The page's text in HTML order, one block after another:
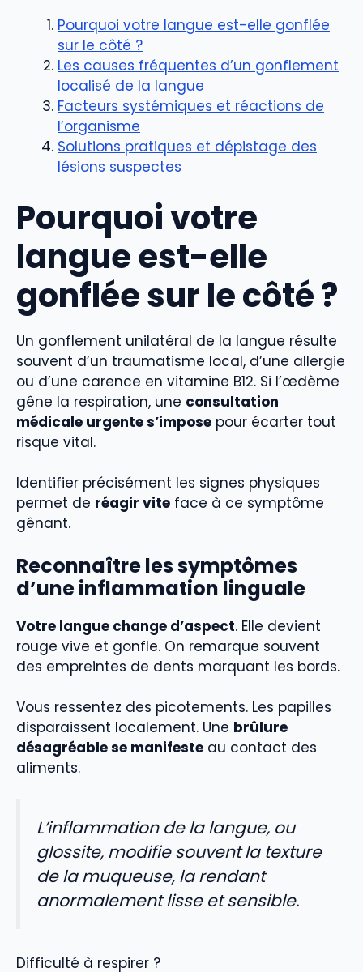
Pourquoi votre langue est-elle gonflée
sur le côté ?
Les causes fréquentes d’un gonflement
localisé de la langue
Facteurs systémiques et réactions de
l’organisme
Solutions pratiques et dépistage des
lésions suspectes
Pourquoi votre
langue est-elle
gonflée sur le côté ?
Un gonflement unilatéral de la langue résulte
souvent d’un traumatisme local, d’une allergie
ou d’une carence en vitamine B12. Si l’œdème
gêne la respiration, une consultation
médicale urgente s’impose pour écarter tout
risque vital.
Identifier précisément les signes physiques
permet de réagir vite face à ce symptôme
gênant.
Reconnaître les symptômes
d’une inflammation linguale
Votre langue change d’aspect. Elle devient
rouge vive et gonfle. On remarque souvent
des empreintes de dents marquant les bords.
Vous ressentez des picotements. Les papilles
disparaissent localement. Une brûlure
désagréable se manifeste au contact des
aliments.
L’inflammation de la langue, ou
glossite, modifie souvent la texture
de la muqueuse, la rendant
anormalement lisse et sensible.
Difficulté à respirer ?